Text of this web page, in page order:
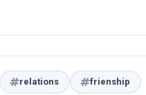
relations frienship